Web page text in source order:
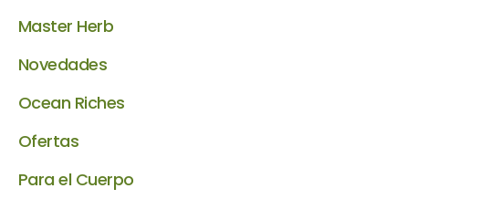
Master Herb
Novedades
Ocean Riches
Ofertas
Para el Cuerpo